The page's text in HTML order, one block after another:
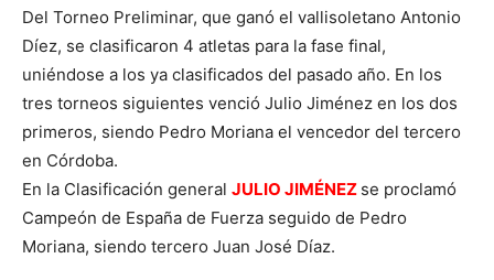
Del Torneo Preliminar, que ganó el vallisoletano Antonio
Díez, se clasificaron 4 atletas para la fase final,
uniéndose a los ya clasificados del pasado año. En los
tres torneos siguientes venció Julio Jiménez en los dos
primeros, siendo Pedro Moriana el vencedor del tercero
en Córdoba.
En la Clasificación general JULIO JIMÉNEZ se proclamó
Campeón de España de Fuerza seguido de Pedro
Moriana, siendo tercero Juan José Díaz.